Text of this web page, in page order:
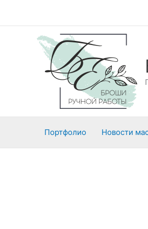
Портфолио Новости